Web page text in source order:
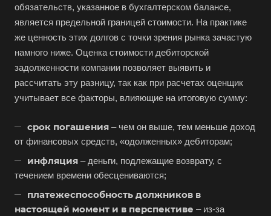
обязательств, указанное в бухгалтерском балансе,
является предельной границей стоимости. На практике
же ценность этих долгов с точки зрения рынка зачастую
намного ниже. Оценка стоимости дебиторской
задолженности компании позволяет выявить и
рассчитать эту разницу, так как при расчетах оценщик
учитывает все факторы, влияющие на итоговую сумму:
срок погашения – чем он выше, тем меньше доход
от финансовых средств, «одолженных» дебиторам;
инфляция – деньги, подлежащие возврату, с
течением времени обесцениваются;
платежеспособность должников в
настоящей момент и в перспективе – из-за
Выберите ваш город
Например:Рыбинск
Абдулино
Абинск
Азов
Аксай